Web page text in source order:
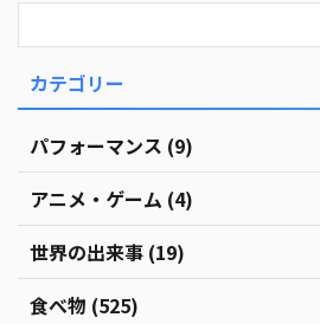
カテゴリー
パフォーマンス (9)
アニメ・ゲーム (4)
世界の出来事 (19)
食べ物 (525)